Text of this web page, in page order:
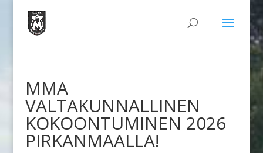
MMA
VALTAKUNNALLINEN
KOKOONTUMINEN 2026
PIRKANMAALLA!